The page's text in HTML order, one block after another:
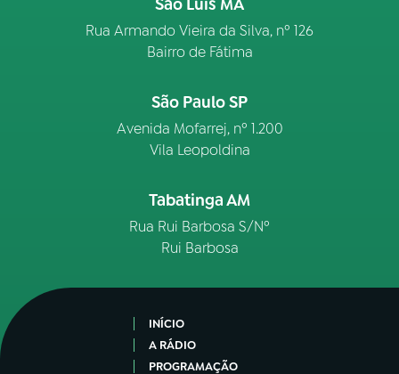
Rua Armando Vieira da Silva, nº 126
Bairro de Fátima
São Paulo SP
Avenida Mofarrej, nº 1.200
Vila Leopoldina
Tabatinga AM
Rua Rui Barbosa S/Nº
Rui Barbosa
INÍCIO
A RÁDIO
PROGRAMAÇÃO